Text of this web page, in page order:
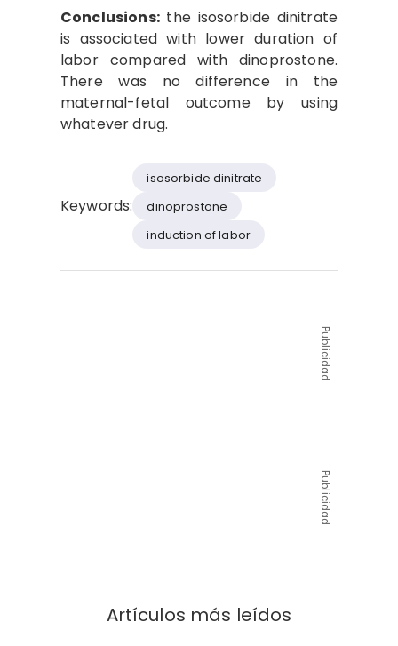
Conclusions:the isosorbide dinitrate
is associated with lower duration of
labor compared with dinoprostone.
There was no difference in the
maternal-fetal outcome by using
whatever drug.
Keywords:
isosorbide dinitrate
dinoprostone
induction of labor
Publicidad
Publicidad
Artículos más leídos